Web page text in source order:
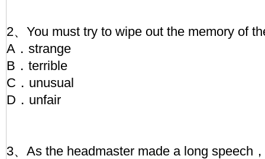
2、You must try to wipe out the memory of
A．strange
B．terrible
C．unusual
D．unfair
3、As the headmaster made a long speech